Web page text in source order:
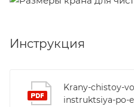
Инструкция
Krany-chistoy-
instruktsiya-po-